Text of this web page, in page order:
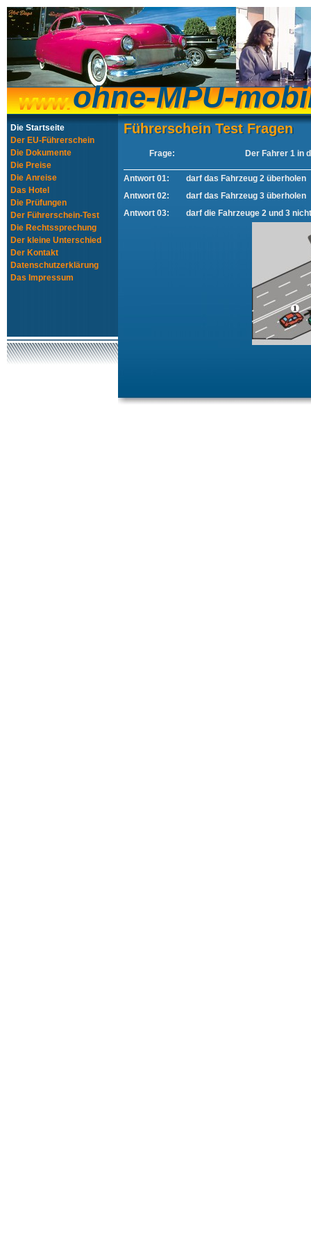
ohne-MPU-
ohne-MPU-
Die Startseite
Der EU-Führerschein
Die Dokumente
Die Preise
Die Anreise
Das Hotel
Die Prüfungen
Der Führerschein-Test
Die Rechtssprechung
Der kleine Unterschied
Der Kontakt
Datenschutzerklärung
Das Impressum
Führerschein Test Fragen
Führerschein Test Fragen
Frage: Der Fahrer 1 in
Antwort 01:
darf das Fahrzeug 2 überholen
Antwort 02:
darf das Fahrzeug 3 überholen
Antwort 03:
darf die Fahrzeuge 2 und 3